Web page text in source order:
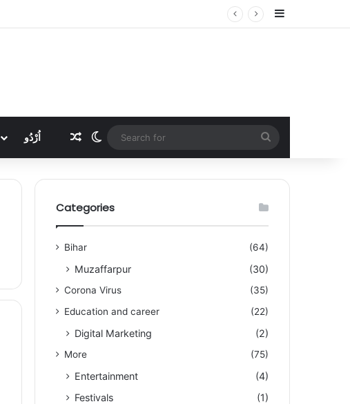
اُرْدُو Random Article
Switch skin
for
Categories
Bihar (64)
Muzaffarpur (30)
Corona Virus
(35)
Education and career
(22)
Digital Marketing (2)
More (75)
Entertainment
(4)
Festivals
(1)